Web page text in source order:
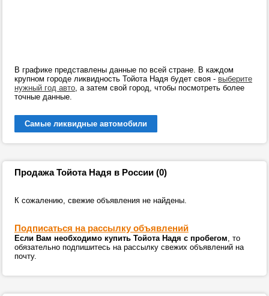
В графике представлены данные по всей стране. В каждом
крупном городе ликвидность Тойота Надя будет своя - выберите
нужный год авто, а затем свой город, чтобы посмотреть более
точные данные.
Самые ликвидные автомобили
Продажа Тойота Надя в России (0)
К сожалению, свежие объявления не найдены.
Подписаться на рассылку объявлений
Если Вам необходимо купить Тойота Надя с пробегом, то
обязательно подпишитесь на рассылку свежих объявлений на
почту.